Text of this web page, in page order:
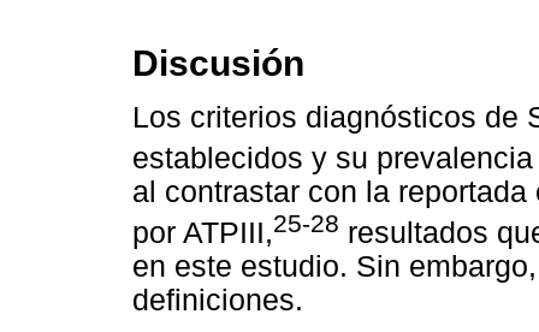
Discusión
Los criterios diagnósticos de
establecidos y su
al contrastar con la
por ATPIII,25-28 resultados
en este estudio. Sin
definiciones.